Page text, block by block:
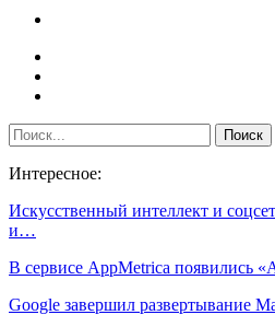
Интересное:
Искусственный интеллект и
и…
В сервисе AppMetrica появились
Google завершил развертывание